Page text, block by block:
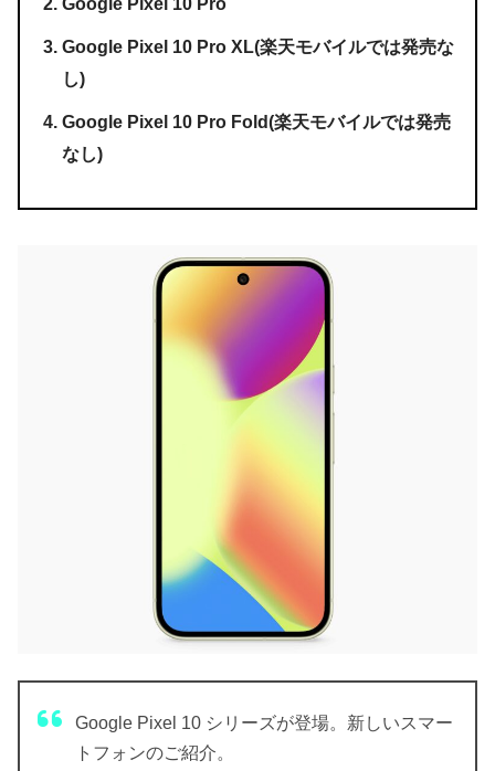
Google Pixel 10 Pro
Google Pixel 10 Pro XL(楽天モバイルでは発売な
し)
Google Pixel 10 Pro Fold(楽天モバイルでは発売
なし)
Google Pixel 10 シリーズが登場。新しいスマー
トフォンのご紹介。